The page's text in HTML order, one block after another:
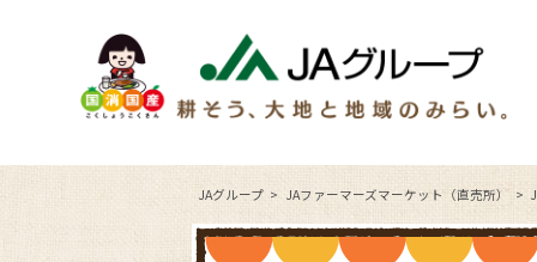
JAグループ JAファーマーズマーケット（直売所）